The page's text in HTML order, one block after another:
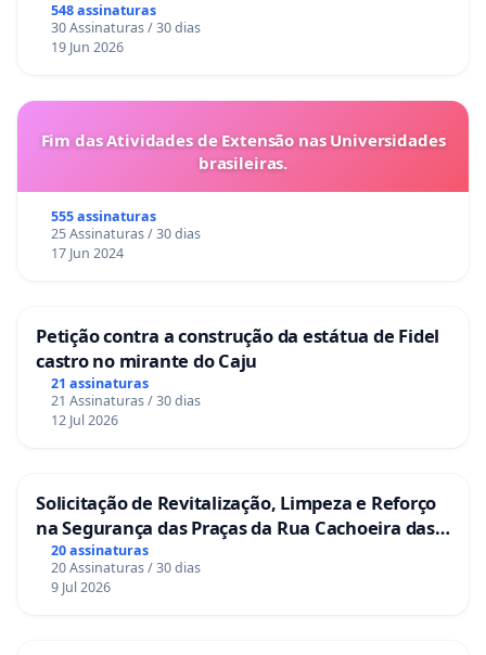
548 assinaturas
30 Assinaturas / 30 dias
19 Jun 2026
Fim das Atividades de Extensão nas Universidades
brasileiras.
555 assinaturas
25 Assinaturas / 30 dias
17 Jun 2024
Petição contra a construção da estátua de Fidel
castro no mirante do Caju
21 assinaturas
21 Assinaturas / 30 dias
12 Jul 2026
Solicitação de Revitalização, Limpeza e Reforço
na Segurança das Praças da Rua Cachoeira das
Sete Ilhas
20 assinaturas
20 Assinaturas / 30 dias
9 Jul 2026